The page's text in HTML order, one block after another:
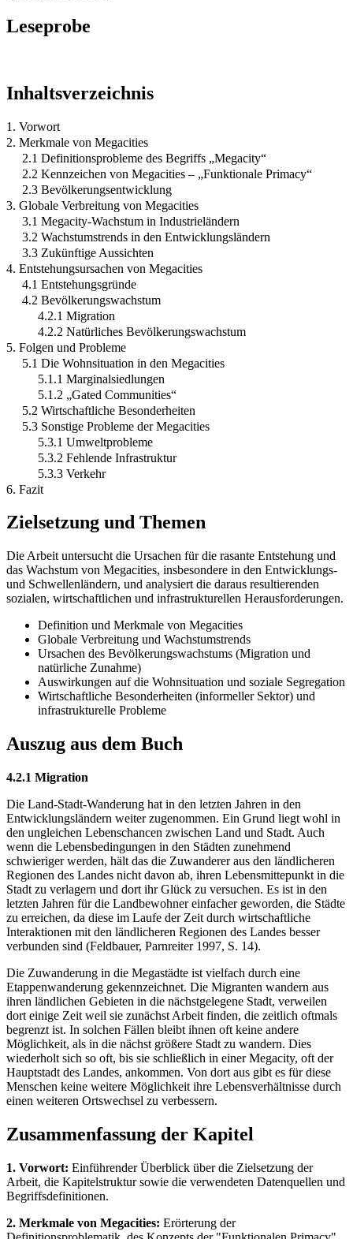
Leseprobe
Inhaltsverzeichnis
1. Vorwort
2. Merkmale von Megacities
2.1 Definitionsprobleme des Begriffs „Megacity“
2.2 Kennzeichen von Megacities – „Funktionale Primacy“
2.3 Bevölkerungsentwicklung
3. Globale Verbreitung von Megacities
3.1 Megacity-Wachstum in Industrieländern
3.2 Wachstumstrends in den Entwicklungsländern
3.3 Zukünftige Aussichten
4. Entstehungsursachen von Megacities
4.1 Entstehungsgründe
4.2 Bevölkerungswachstum
4.2.1 Migration
4.2.2 Natürliches Bevölkerungswachstum
5. Folgen und Probleme
5.1 Die Wohnsituation in den Megacities
5.1.1 Marginalsiedlungen
5.1.2 „Gated Communities“
5.2 Wirtschaftliche Besonderheiten
5.3 Sonstige Probleme der Megacities
5.3.1 Umweltprobleme
5.3.2 Fehlende Infrastruktur
5.3.3 Verkehr
6. Fazit
Zielsetzung und Themen
Die Arbeit untersucht die Ursachen für die rasante Entstehung und
das Wachstum von Megacities, insbesondere in den Entwicklungs-
und Schwellenländern, und analysiert die daraus resultierenden
sozialen, wirtschaftlichen und infrastrukturellen Herausforderungen.
Definition und Merkmale von Megacities
Globale Verbreitung und Wachstumstrends
Ursachen des Bevölkerungswachstums (Migration und
natürliche Zunahme)
Auswirkungen auf die Wohnsituation und soziale Segregation
Wirtschaftliche Besonderheiten (informeller Sektor) und
infrastrukturelle Probleme
Auszug aus dem Buch
4.2.1 Migration
Die Land-Stadt-Wanderung hat in den letzten Jahren in den
Entwicklungsländern weiter zugenommen. Ein Grund liegt wohl in
den ungleichen Lebenschancen zwischen Land und Stadt. Auch
wenn die Lebensbedingungen in den Städten zunehmend
schwieriger werden, hält das die Zuwanderer aus den ländlicheren
Regionen des Landes nicht davon ab, ihren Lebensmittepunkt in die
Stadt zu verlagern und dort ihr Glück zu versuchen. Es ist in den
letzten Jahren für die Landbewohner einfacher geworden, die Städte
zu erreichen, da diese im Laufe der Zeit durch wirtschaftliche
Interaktionen mit den ländlicheren Regionen des Landes besser
verbunden sind (Feldbauer, Parnreiter 1997, S. 14).
Die Zuwanderung in die Megastädte ist vielfach durch eine
Etappenwanderung gekennzeichnet. Die Migranten wandern aus
ihren ländlichen Gebieten in die nächstgelegene Stadt, verweilen
dort einige Zeit weil sie zunächst Arbeit finden, die zeitlich oftmals
begrenzt ist. In solchen Fällen bleibt ihnen oft keine andere
Möglichkeit, als in die nächst größere Stadt zu wandern. Dies
wiederholt sich so oft, bis sie schließlich in einer Megacity, oft der
Hauptstadt des Landes, ankommen. Von dort aus gibt es für diese
Menschen keine weitere Möglichkeit ihre Lebensverhältnisse durch
einen weiteren Ortswechsel zu verbessern.
Zusammenfassung der Kapitel
1. Vorwort: Einführender Überblick über die Zielsetzung der
Arbeit, die Kapitelstruktur sowie die verwendeten Datenquellen und
Begriffsdefinitionen.
2. Merkmale von Megacities: Erörterung der